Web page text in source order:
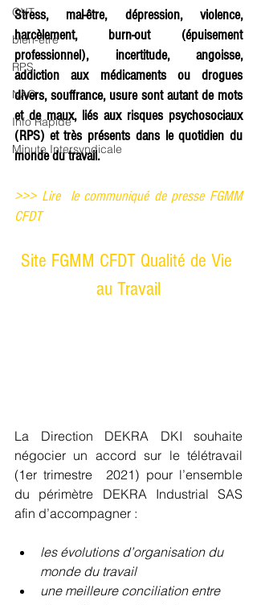
QVT
bien-être
RPS
NAO
Info Rapide
Minute Intersyndicale
Stress, mal-être, dépression, violence,
harcèlement, burn-out (épuisement
professionnel), incertitude, angoisse,
addiction aux médicaments ou drogues
divers, souffrance, usure sont autant de mots
et de maux, liés aux risques psychosociaux
(RPS) et très présents dans le quotidien du
monde du travail.
>>> Lire  le communiqué de presse FGMM
CFDT
Site FGMM CFDT Qualité de Vie
au Travail
La Direction DEKRA DKI souhaite
négocier un accord sur le télétravail
(1er trimestre  2021) pour l’ensemble
du périmètre DEKRA Industrial SAS
afin d’accompagner :
les évolutions d’organisation du
monde du travail
une meilleure conciliation entre